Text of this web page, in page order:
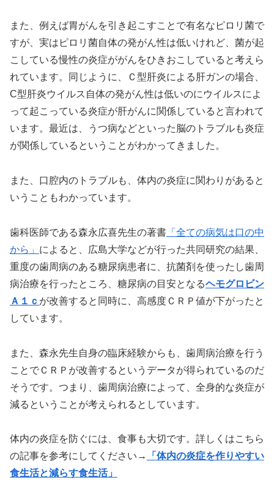
また、例えば胃がんを引き起こすことで有名なピロリ菌で
すが、実はピロリ菌自体の発がん性は低いけれど、菌が起
こしている慢性の炎症ががんをひきおこしていると考えら
れています。同じように、Ｃ型肝炎による肝ガンの場合、
C型肝炎ウイルス自体の発がん性は低いのにウイルスによ
って起こっている炎症が肝がんに関係していると言われて
います。最近は、うつ病などといった脳のトラブルも炎症
が関係しているということがわかってきました。
また、口腔内のトラブルも、体内の炎症に関わりがあると
いうこともわかっています。
歯科医師である森永広喜先生の著書 「全ての病気は口の中
から」 によると、広島大学などが行った共同研究の結果、
重度の歯周病のある糖尿病患者に、抗菌剤を使ったし歯周
病治療を行ったところ、糖尿病の目安となるヘモグロビン
Ａ１ｃ が改善すると同時に、高感度ＣＲＰ値が下がったと
しています。
また、森永先生自身の臨床経験からも、歯周病治療を行う
ことでＣＲＰが改善するというデータが得られているのだ
そうです。つまり、歯周病治療によって、全身的な炎症が
減るということが考えられるとしています。
体内の炎症を防ぐには、食事も大切です。詳しくはこちら
の記事を参考にしてください→
「体内の炎症を作りやすい
食生活と減らす食生活」